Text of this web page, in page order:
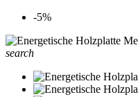
-5%
search